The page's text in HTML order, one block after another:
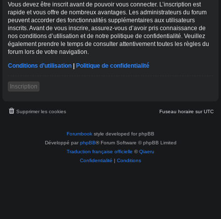
Vous devez être inscrit avant de pouvoir vous connecter. L’inscription est
rapide et vous offre de nombreux avantages. Les administrateurs du forum
peuvent accorder des fonctionnalités supplémentaires aux utilisateurs
inscrits. Avant de vous inscrire, assurez-vous d’avoir pris connaissance de
nos conditions d’utilisation et de notre politique de confidentialité. Veuillez
également prendre le temps de consulter attentivement toutes les règles du
forum lors de votre navigation.
Conditions d’utilisation | Politique de confidentialité
Inscription
Fuseau horaire surUTC
Supprimer les cookies
Forumbook style developed for phpBB
Développé par phpBB® Forum Software © phpBB Limited
Traduction française officielle ©Qiaeru
Confidentialité | Conditions